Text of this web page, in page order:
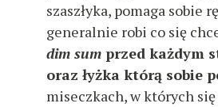
szaszłyka, pomaga sobie
generalnie robi co się
dim sum przed każdym
oraz łyżka którą sobie
miseczkach, w których